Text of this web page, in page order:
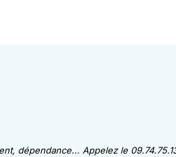
dépendance... Appelez le